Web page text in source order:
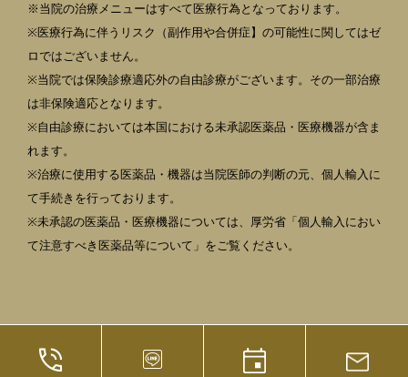
※当院の治療メニューはすべて医療行為となっております。
※医療行為に伴うリスク（副作用や合併症】の可能性に関してはゼ
ロではございません。
※当院では保険診療適応外の自由診療がございます。その一部治療
は非保険適応となります。
※自由診療においては本国における未承認医薬品・医療機器が含ま
れます。
※治療に使用する医薬品・機器は当院医師の判断の元、個人輸入に
て手続きを行っております。
※未承認の医薬品・医療機器については、厚労省「個人輸入におい
て注意すべき医薬品等について」をご覧ください。